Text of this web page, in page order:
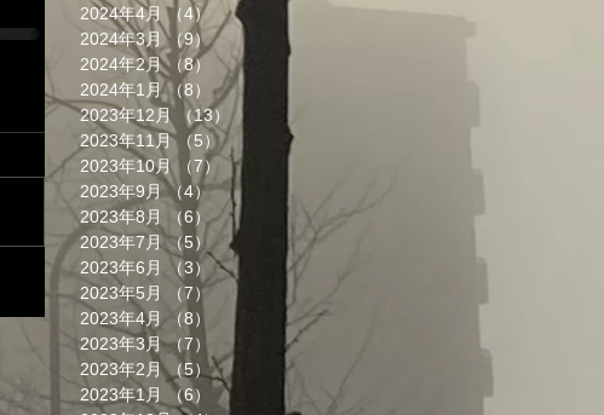
2024年4月 （4）
4件の記事
2024年3月 （9）9件の記事
2024年2月 （8）
8件の記事
2024年1月 （8）
8件の記事
2023年12月
（13） 13件の記事
2023年11月
（5）5件の記事
2023年10月
（7）
7件の記事
2023年9月 （4）4件の記事
2023年8月
（6） 6件の記事
2023年7月 （5） 5件の記事
2023年6月
（3） 3件の記事
2023年5月
（7）
2023年4月
（8）
8件の記事
2023年3月 （7）
7件の記事
2023年2月 （5）5件の記事
2023年1月
（6）
6件の記事